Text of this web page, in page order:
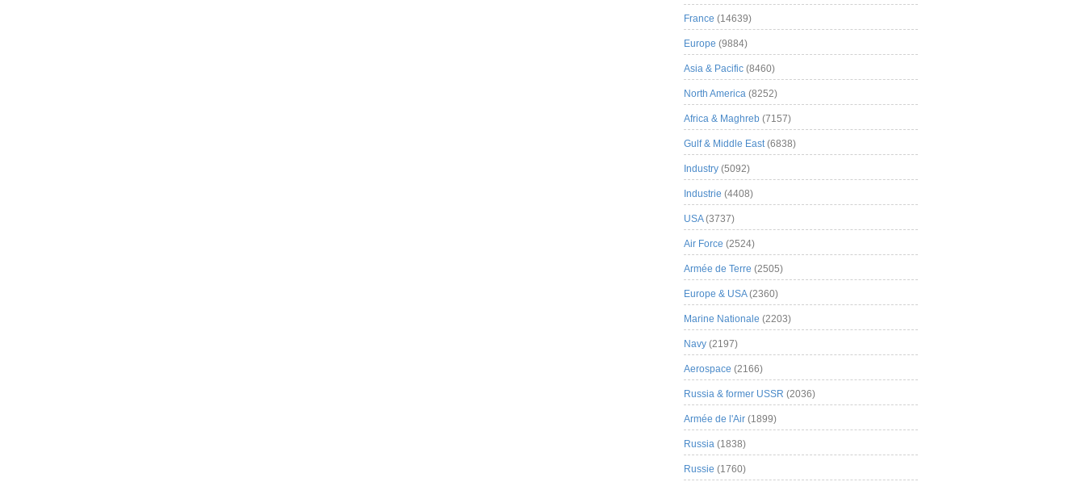
France (14639)
Europe (9884)
Asia & Pacific (8460)
North America (8252)
Africa & Maghreb (7157)
Gulf & Middle East(6838)
Industry (5092)
Industrie (4408)
USA(3737)
Air Force (2524)
Armée de Terre (2505)
Europe & USA(2360)
Marine Nationale (2203)
Navy (2197)
Aerospace (2166)
Russia & former USSR (2036)
Armée de l'Air (1899)
Russia (1838)
Russie (1760)